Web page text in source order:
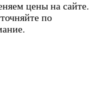
цены на сайте.
по